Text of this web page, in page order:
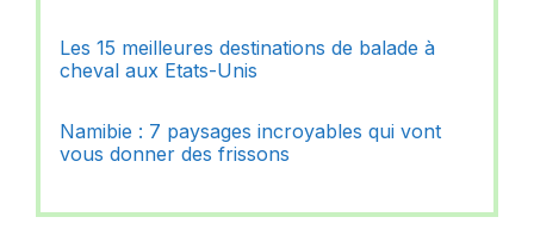
Les 15 meilleures destinations de balade à
cheval aux Etats-Unis
Namibie : 7 paysages incroyables qui vont
vous donner des frissons